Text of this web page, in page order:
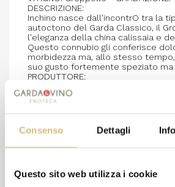
Consenso Dettagli
Questo sito web utilizza i cookie
DESCRIZIONE:
Inchino nasce dall'incontrO tra la
autoctono del Garda Classico, il
l'eleganza della china calissaia e
Questo connubio gli conferisce
morbidezza ma, allo stesso
suo gusto fortemente speziato ma
PRODUTTORE:
della carriera del padre Angelo
terminata), ha voluto dar vita a
Cioccolato fondente a bassa
nelle sue molteplici proposizioni e,
ripiene di Inchino allo stato puro.